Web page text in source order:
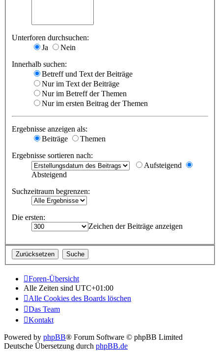
Unterforen durchsuchen:
Ja
Nein
Innerhalb suchen:
Betreff und Text der Beiträge
Nur im Text der Beiträge
Nur im Betreff der Themen
Nur im ersten Beitrag der Themen
Ergebnisse anzeigen als:
Beiträge
Themen
Ergebnisse sortieren nach:
Aufsteigend
Absteigend
Suchzeitraum begrenzen:
Die ersten:
Zeichen der Beiträge anzeigen
Foren-Übersicht
Alle Zeiten sind UTC+01:00
Alle Cookies des Boards löschen
Das Team
Kontakt
Powered by phpBB® Forum Software © phpBB Limited
Deutsche Übersetzung durch phpBB.de